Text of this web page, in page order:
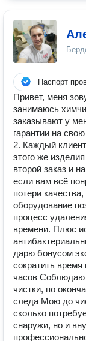
Паспорт
Привет, меня
занимаюсь
заказывают у
гарантии на
2. Каждый
этого же
второй заказ и
если вам всё
потери
оборудование
процесс
времени. Плюс
дарю бонусом
сократить
часов Соблюдаю
чистки, по
следа Мою до
сколько
снаружи, но и